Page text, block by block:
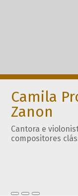
Camila
Zanon
Cantora e
compositores